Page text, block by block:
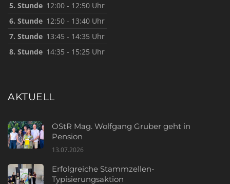
5. Stunde 12:00 - 12:50 Uhr
6. Stunde 12:50 - 13:40 Uhr
7. Stunde 13:45 - 14:35 Uhr
8. Stunde 14:35 - 15:25 Uhr
AKTUELL
OStR Mag. Wolfgang Gruber geht in
Pension
13.07.2026
Erfolgreiche Stammzellen-
Typisierungsaktion